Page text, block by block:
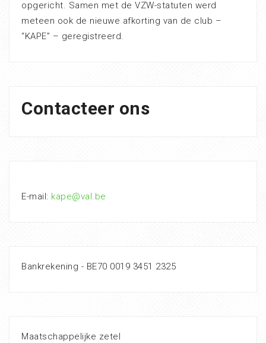
opgericht. Samen met de VZW-statuten werd
meteen ook de nieuwe afkorting van de club –
“KAPE” – geregistreerd.
Contacteer ons
E-mail: kape@val.be
Bankrekening - BE70 0019 3451 2325
Maatschappelijke zetel